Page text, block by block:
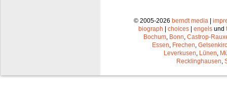
© 2005-2026 berndt media|
biograph
choices engels und
Bochum, Bonn, Castrop-
Essen, Frechen,
Leverkusen, Lünen,
Recklinghausen,